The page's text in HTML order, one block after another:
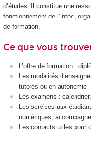
d’études. Il constitue une
fonctionnement de l’Intec,
de formation.
Ce que vous
L’offre de formation :
Les modalités
tutorés ou en autonomie
Les examens :
Les services aux
numériques,
Les contacts utiles pour